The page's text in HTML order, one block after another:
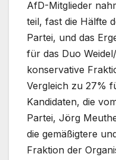
AfD-Mitglieder
teil, fast die Hälfte
Partei, und das
für das Duo
konservative
Vergleich zu 27%
Kandidaten, die
Partei, Jörg
die gemäßigtere
Fraktion der